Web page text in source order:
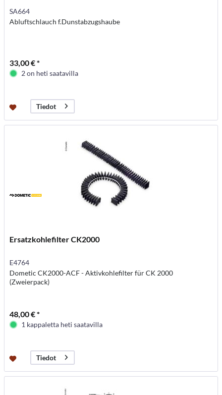
SA664
Abluftschlauch f.Dunstabzugshaube
33,00 € *
2 on heti saatavilla
Tiedot
Ersatzkohlefilter CK2000
E4764
Dometic CK2000-ACF - Aktivkohlefilter für CK 2000
(Zweierpack)
48,00 € *
1 kappaletta heti saatavilla
Tiedot